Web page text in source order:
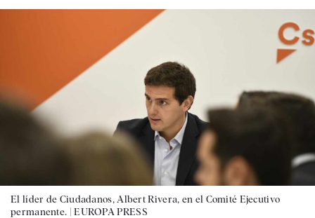
El líder de Ciudadanos, Albert Rivera, en el Comité Ejecutivo
permanente. |EUROPA PRESS